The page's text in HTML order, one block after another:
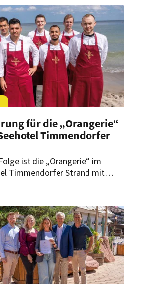
ist nun neuer Weltmeister der
Bier.
für die „Orangerie“
Timmendorfer
ist die „Orangerie“ im
Timmendorfer Strand mit
Ralf Brönner erstmals zu den
Deutschlands.